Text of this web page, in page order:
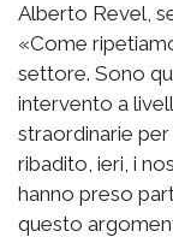
Alberto Revel,
«Come
settore. Sono
intervento a
straordinarie
ribadito, ieri, i
hanno preso
questo